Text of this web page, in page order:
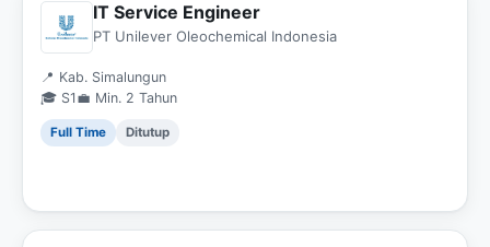
IT Service Engineer
PT Unilever Oleochemical Indonesia
📍 Kab. Simalungun
🎓 S1 💼 Min. 2 Tahun
Full Time Ditutup